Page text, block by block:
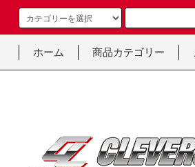
ホーム 商品カテゴリー